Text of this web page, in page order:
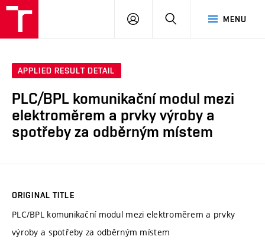
MENU
LOG
SEARCH
APPLIED RESULT DETAIL
PLC/BPL komunikační modul mezi
elektroměrem a prvky výroby a
spotřeby za odběrným místem
ORIGINAL TITLE
PLC/BPL komunikační modul mezi elektroměrem a prvky
výroby a spotřeby za odběrným místem